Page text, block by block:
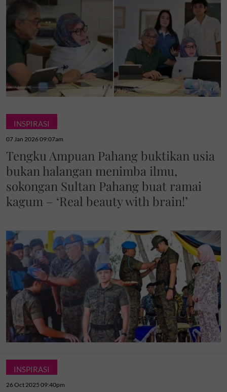
INSPIRASI
07 Jan 2026 09:07am
Tengku Ampuan Pahang buktikan usia
bukan halangan menimba ilmu,
sokongan Sultan Pahang buat ramai
kagum – ‘Real beauty with brain!’
INSPIRASI
26 Oct 2025 09:40pm